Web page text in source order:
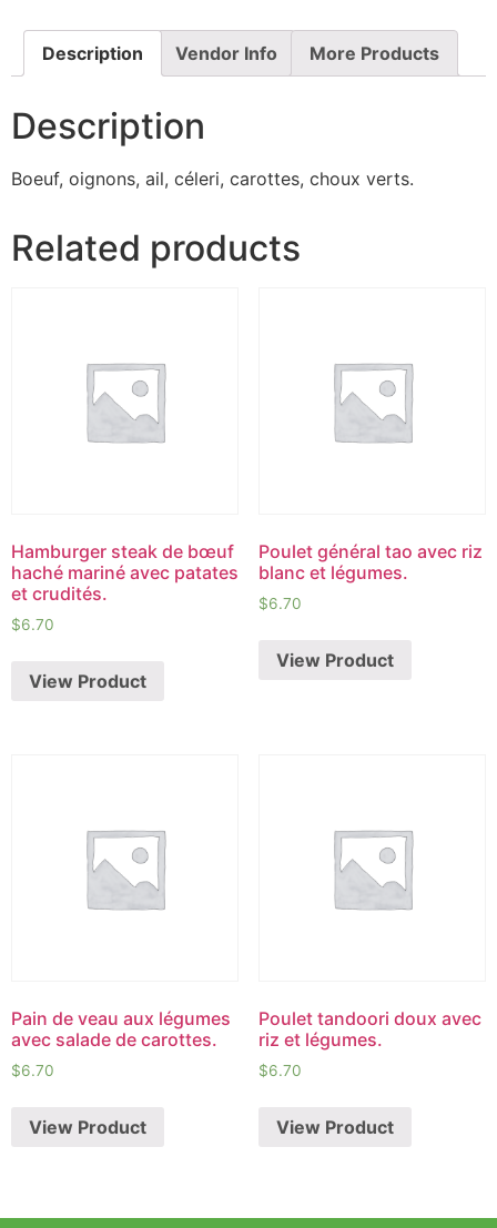
Description Vendor Info More Products
Description
Boeuf, oignons, ail, céleri, carottes, choux verts.
Related products
Hamburger steak de bœuf
haché mariné avec patates
et crudités.
$6.70
View Product
Poulet général tao avec riz
blanc et légumes.
$6.70
View Product
Pain de veau aux légumes
avec salade de carottes.
$6.70
View Product
Poulet tandoori doux avec
riz et légumes.
$6.70
View Product